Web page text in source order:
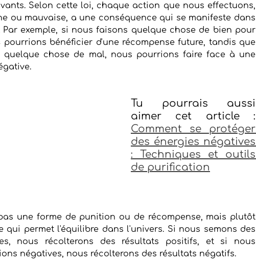
Selon cette loi, chaque action que nous effectuons,
ou mauvaise, a une conséquence qui se manifeste dans
Par exemple, si nous faisons quelque chose de bien pour
pourrions bénéficier d'une récompense future, tandis que
quelque chose de mal, nous pourrions faire face à une
Tu pourrais aussi
Comment se protéger
des énergies négatives
: Techniques et outils
de purification
une forme de punition ou de récompense, mais plutôt
qui permet l'équilibre dans l'univers. Si nous semons des
nous récolterons des résultats positifs, et si nous
négatives, nous récolterons des résultats négatifs.